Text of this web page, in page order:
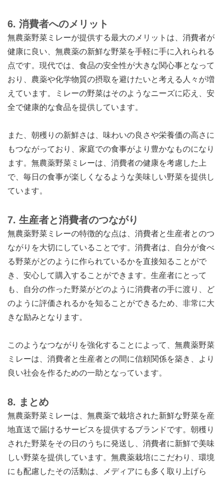
6. 消費者へのメリット
無農薬野菜ミレーが提供する最大のメリットは、消費者が
健康に良い、無農薬の新鮮な野菜を手軽に手に入れられる
点です。現代では、食品の安全性が大きな関心事となって
おり、農薬や化学物質の摂取を避けたいと考える人々が増
えています。ミレーの野菜はそのようなニーズに応え、安
全で健康的な食品を提供しています。
また、朝穫りの新鮮さは、味わいの良さや栄養価の高さに
もつながっており、家庭での食事がより豊かなものになり
ます。無農薬野菜ミレーは、消費者の健康を考慮した上
で、毎日の食事が楽しくなるような美味しい野菜を提供し
ています。
7. 生産者と消費者のつながり
無農薬野菜ミレーの特徴的な点は、消費者と生産者とのつ
ながりを大切にしていることです。消費者は、自分が食べ
る野菜がどのように作られているかを直接知ることがで
き、安心して購入することができます。生産者にとって
も、自分の作った野菜がどのように消費者の手に渡り、ど
のように評価されるかを知ることができるため、非常に大
きな励みとなります。
このようなつながりを強化することによって、無農薬野菜
ミレーは、消費者と生産者との間に信頼関係を築き、より
良い社会を作るための一助となっています。
8. まとめ
無農薬野菜ミレーは、無農薬で栽培された新鮮な野菜を産
地直送で届けるサービスを提供するブランドです。朝穫り
された野菜をその日のうちに発送し、消費者に新鮮で美味
しい野菜を提供しています。無農薬栽培にこだわり、環境
にも配慮したその活動は、メディアにも多く取り上げら